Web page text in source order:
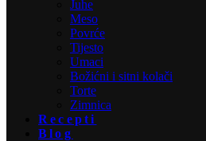
Juhe
Meso
Povrće
Tijesto
Umaci
Božićni i sitni kolači
Torte
Zimnica
Recepti
Blog